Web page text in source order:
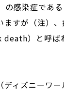
の感染症であ
すが（注）
）と呼ば
ィズニーワ